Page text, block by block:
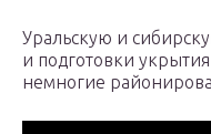
Уральскую и
и подготовки
немногие